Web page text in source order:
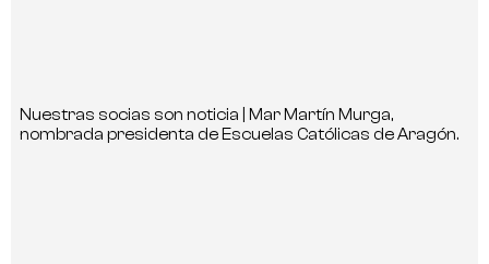
Nuestras socias son noticia | Mar Martín Murga,
nombrada presidenta de Escuelas Católicas de Aragón.